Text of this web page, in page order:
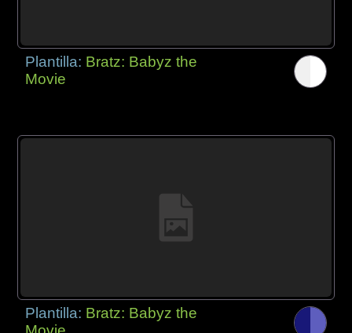
Plantilla: Bratz: Babyz the
Movie
Plantilla: Bratz: Babyz the